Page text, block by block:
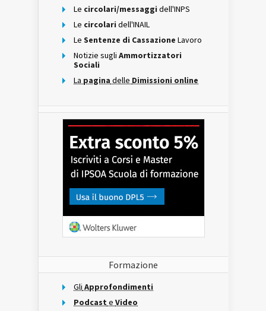
Le circolari/messaggi dell'INPS
Le circolari dell'INAIL
Le Sentenze di Cassazione Lavoro
Notizie sugli Ammortizzatori
Sociali
La pagina delle Dimissioni online
Formazione
Gli Approfondimenti
Podcast e Video